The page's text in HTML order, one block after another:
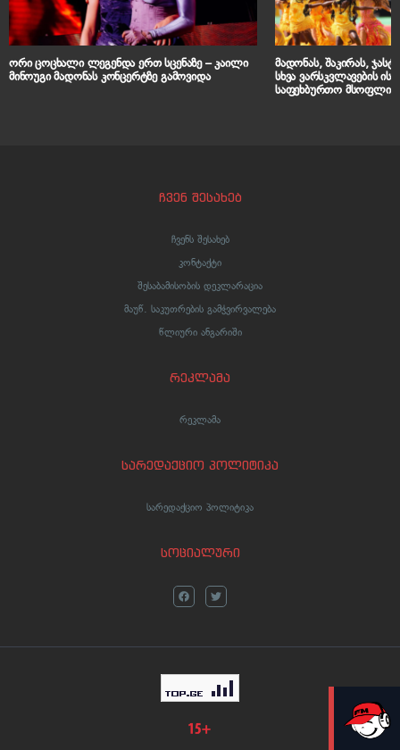
LIVE
ორი ცოცხალი ლეგენდა ერთ სცენაზე – კაილი
მინოუგი მადონას კონცერტზე გამოვიდა
მადონას, შაკირას,
სხვა ვარსკვლავების
საფეხბურთო მსოფლიო
ჩვენ შესახებ
ჩვენს შესახებ
კონტაქტი
შესაბამისობის დეკლარაცია
მაუწ. საკუთრების გამჭვირვალება
წლიური ანგარიში
რეკლამა
რეკლამა
სარედაქციო პოლიტიკა
სარედაქციო პოლიტიკა
სოციალური